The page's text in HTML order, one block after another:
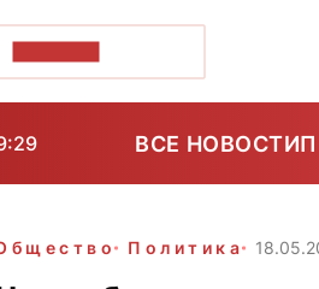
ВСЕ НОВОСТИ
Политика